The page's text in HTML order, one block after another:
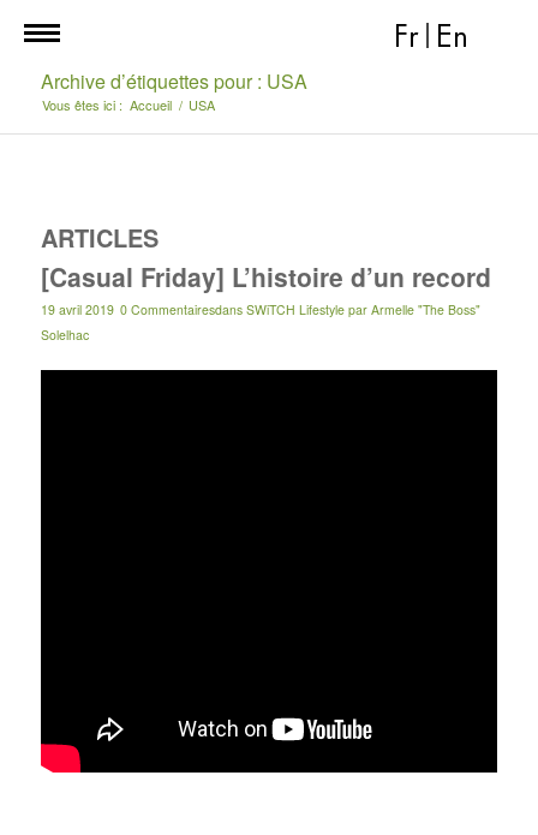
Fr En
Archive d’étiquettes pour : USA
Vous êtes ici : Accueil / USA
ARTICLES
[Casual Friday] L’histoire d’un record
19 avril 2019 0 Commentairesdans SWiTCH Lifestyle par Armelle "The Boss"
Solelhac